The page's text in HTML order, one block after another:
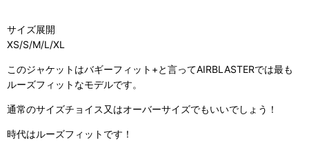
サイズ展開
XS/S/M/L/XL
このジャケットはバギーフィット+と言ってAIRBLASTERでは最も
ルーズフィットなモデルです。
通常のサイズチョイス又はオーバーサイズでもいいでしょう！
時代はルーズフィットです！